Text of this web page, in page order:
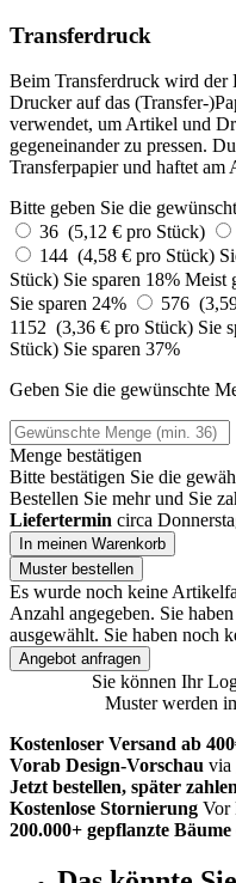
Transferdruck
Beim Transferdruck wird der
Drucker auf das (Transfer-
verwendet, um Artikel und
gegeneinander zu pressen.
Transferpapier und haftet am
Bitte geben Sie die
36 (5,12 € pro Stück)
144 (4,58 € pro Stück)
Stück) Sie sparen 18% Meist
Sie sparen 24%
576
1152 (3,36 € pro Stück) Sie
Stück) Sie sparen 37%
Geben Sie die gewünschte
Menge bestätigen
Bitte bestätigen Sie die
Bestellen Sie mehr und Sie
Liefertermin circa
In meinen Warenkorb
Muster bestellen
Es wurde noch keine
Anzahl angegeben. Sie
ausgewählt. Sie haben noch
Angebot anfragen
Sie können Ihr
Muster werden
Kostenloser Versand ab
Vorab Design-Vorschau via
Jetzt bestellen, später
Kostenlose Stornierung Vor
200.000+ gepflanzte Bäume